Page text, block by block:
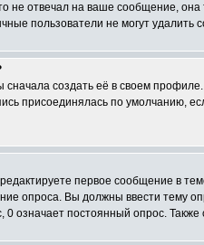
не отвечал на ваше сообщение,
пользователи не могут удалить
создать её в своем
присоединялась по умолчанию,
первое сообщение в
опроса. Вы должны ввести тему
означает постоянный опрос.